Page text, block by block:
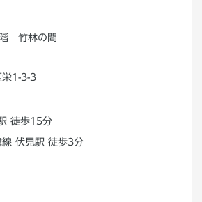
竹林の間
栄1-3-3
徒歩15分
線 伏見駅 徒歩3分